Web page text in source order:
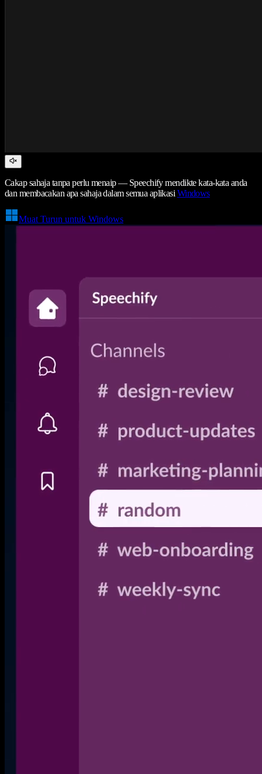
Cakap sahaja tanpa perlu menaip — Speechify mendikte kata-kata anda
dan membacakan apa sahaja dalam semua aplikasi Windows
Muat Turun untuk Windows